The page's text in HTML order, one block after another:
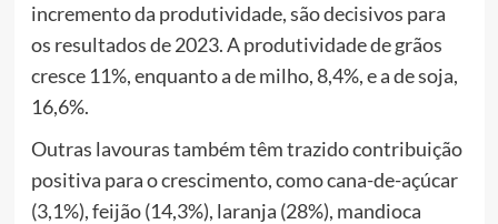
incremento da produtividade, são decisivos para
os resultados de 2023. A produtividade de grãos
cresce 11%, enquanto a de milho, 8,4%, e a de soja,
16,6%.
Outras lavouras também têm trazido contribuição
positiva para o crescimento, como cana-de-açúcar
(3,1%), feijão (14,3%), laranja (28%), mandioca